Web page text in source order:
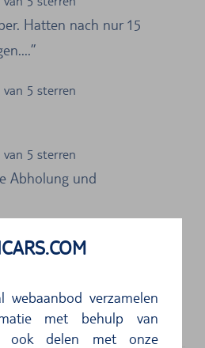
webaanbod verzamelen
met behulp van
ook delen met onze
Hatten nach nur 15
van 5 sterren
van 5 sterren
Abholung und
van 5 sterren
Keine Probleme bei